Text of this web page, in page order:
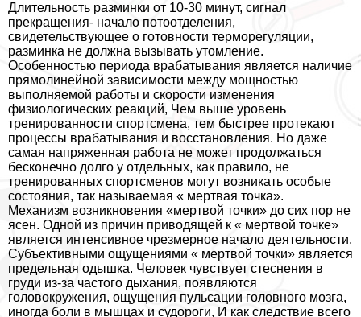
Длительность разминки от 10-30 минут, сигнал
прекращения- начало потоотделения,
свидетельствующее о готовности терморегуляции,
разминка не должна вызывать утомление.
Особенностью периода вpaбатывания является наличие
прямолинейной зависимости между мощностью
выполняемой работы и скорости изменения
физиологических реакций, Чем выше уровень
тренированности спортсмена, тем быстрее протекают
процессы вpaбатывания и восстановления. Но даже
самая напряженная работа не может продолжаться
бесконечно долго у отдельных, как правило, не
тренированных спортсменов могут возникать особые
состояния, так называемая « мертвая точка».
Механизм возникновения «мертвой точки» до сих пор не
ясен. Одной из причин приводящей к « мертвой точке»
является интенсивное чрезмерное начало деятельности.
Субъективными ощущениями « мертвой точки» является
предельная одышка. Человек чувствует стеснения в
гpyди из-за частого дыхания, появляются
головокружения, ощущения пульсации головного мозга,
иногда боли в мышцах и судороги, И как следствие всего